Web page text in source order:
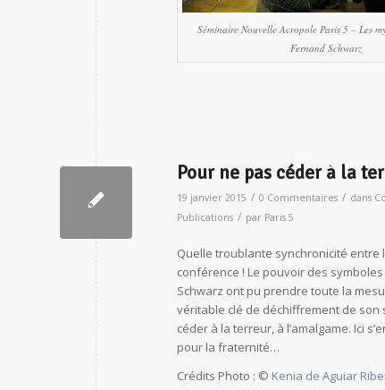
Séminaire Nouvelle Acropole Paris 5 – Les
Fernand Schwarz
Pour ne pas céder à la
19 janvier 2015 / 0 Commentaires / dans
Publications / par Paris 5
Quelle troublante synchronicité entre
conférence ! Le pouvoir des
Schwarz ont pu prendre toute la
véritable clé de déchiffrement de son
céder à la terreur, à l’amalgame. Ici
pour la fraternité…
Crédits Photo : © Kenia de Aguiar